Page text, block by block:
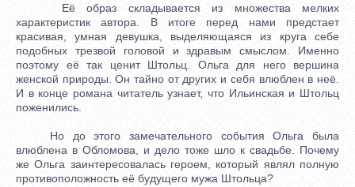
Её образ складывается из множества мелких
характеристик автора. В итоге перед нами предстает
красивая, умная девушка, выделяющаяся из круга себе
подобных трезвой головой и здравым смыслом. Именно
поэтому её так ценит Штольц. Ольга для него вершина
женской природы. Он тайно от других и себя влюблен в неё.
И в конце романа читатель узнает, что Ильинская и Штольц
поженились.
Но до этого замечательного события Ольга была
влюблена в Обломова, и дело тоже шло к свадьбе. Почему
же Ольга заинтересовалась героем, который являл полную
противоположность её будущего мужа Штольца?